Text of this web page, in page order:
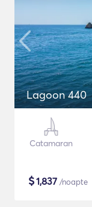
Lagoon 440
Catamaran
$1,837 /noapte